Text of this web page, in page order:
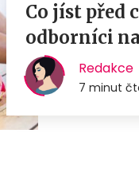
Co jíst před
odborníci
Redakce
7 minut